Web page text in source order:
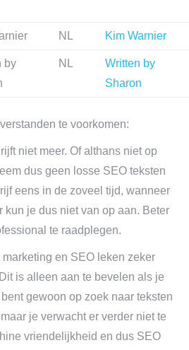
NL Kim Warnier
by
NL
Written by
Sharon
te voorkomen:
niet meer. Of althans niet op
dus geen losse SEO teksten
eens in de zoveel tijd, wanneer
kun je dus niet van op aan. Beter
te raadplegen.
en SEO leken zeker
is alleen aan te bevelen als je
gewoon op zoek naar teksten
je verwacht er verder niet te
vriendelijkheid en dus SEO